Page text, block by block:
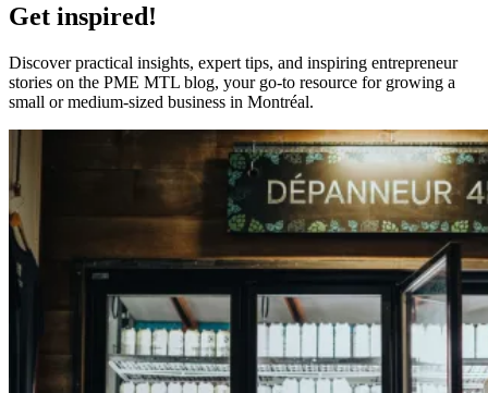
Get inspired!
Discover practical insights, expert tips, and inspiring entrepreneur
stories on the PME MTL blog, your go-to resource for growing a
small or medium-sized business in Montréal.